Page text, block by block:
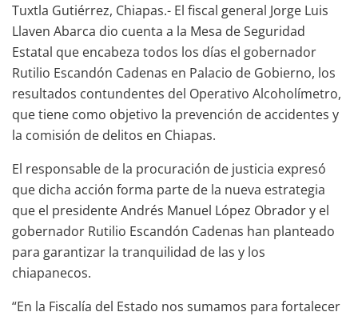
Tuxtla Gutiérrez, Chiapas.- El fiscal general Jorge Luis
Llaven Abarca dio cuenta a la Mesa de Seguridad
Estatal que encabeza todos los días el gobernador
Rutilio Escandón Cadenas en Palacio de Gobierno, los
resultados contundentes del Operativo Alcoholímetro,
que tiene como objetivo la prevención de accidentes y
la comisión de delitos en Chiapas.
El responsable de la procuración de justicia expresó
que dicha acción forma parte de la nueva estrategia
que el presidente Andrés Manuel López Obrador y el
gobernador Rutilio Escandón Cadenas han planteado
para garantizar la tranquilidad de las y los
chiapanecos.
“En la Fiscalía del Estado nos sumamos para fortalecer